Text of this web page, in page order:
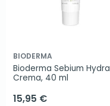
BIODERMA
Bioderma Sebium Hydra
Crema, 40 ml
15,95 €